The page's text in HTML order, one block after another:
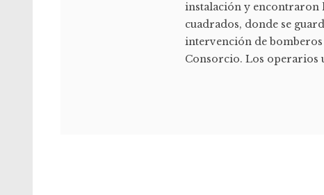
instalación y encontraron
cuadrados, donde se
intervención de bomberos
Consorcio. Los operarios